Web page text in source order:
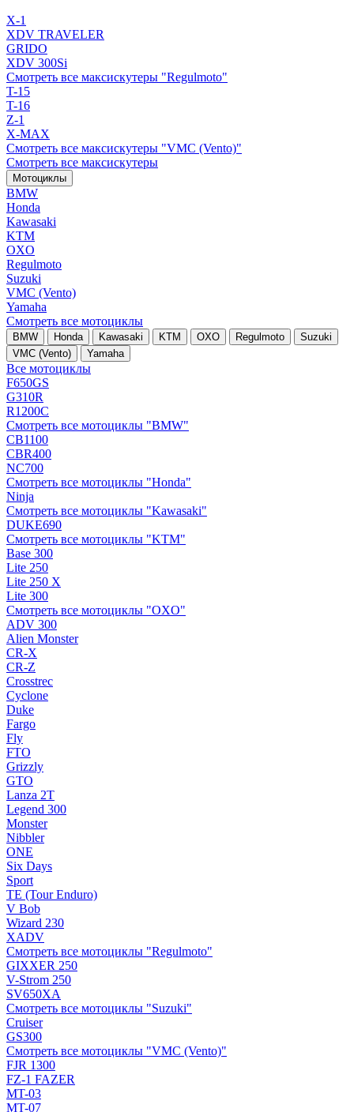
X-1
XDV TRAVELER
GRIDO
XDV 300Si
Смотреть все максискутеры "Regulmoto"
T-15
T-16
Z-1
X-MAX
Смотреть все максискутеры "VMC (Vento)"
Смотреть все максискутеры
Мотоциклы
BMW
Honda
Kawasaki
KTM
OXO
Regulmoto
Suzuki
VMC (Vento)
Yamaha
Смотреть все мотоциклы
BMW Honda Kawasaki KTM OXO Regulmoto
Suzuki
VMC (Vento)
Yamaha
Все мотоциклы
F650GS
G310R
R1200C
Смотреть все мотоциклы "BMW"
CB1100
CBR400
NC700
Смотреть все мотоциклы "Honda"
Ninja
Смотреть все мотоциклы "Kawasaki"
DUKE690
Смотреть все мотоциклы "KTM"
Base 300
Lite 250
Lite 250 X
Lite 300
Смотреть все мотоциклы "OXO"
ADV 300
Alien Monster
CR-X
CR-Z
Crosstrec
Cyclone
Duke
Fargo
Fly
FTO
Grizzly
GTO
Lanza 2T
Legend 300
Monster
Nibbler
ONE
Six Days
Sport
TE (Tour Enduro)
V Bob
Wizard 230
XADV
Смотреть все мотоциклы "Regulmoto"
GIXXER 250
V-Strom 250
SV650XA
Смотреть все мотоциклы "Suzuki"
Cruiser
GS300
Смотреть все мотоциклы "VMC (Vento)"
FJR 1300
FZ-1 FAZER
MT-03
MT-07